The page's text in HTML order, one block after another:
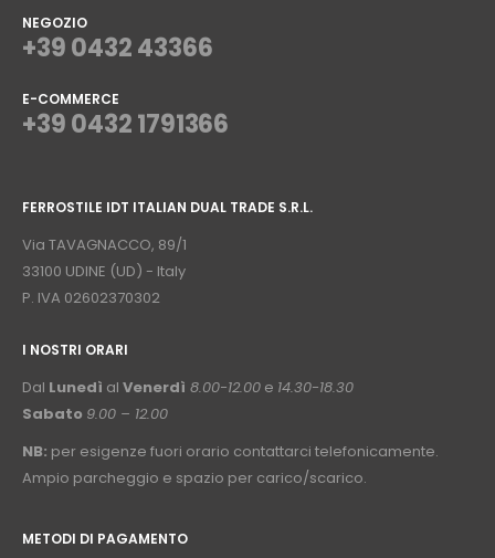
NEGOZIO
+39 0432 43366
E-COMMERCE
+39 0432 1791366
FERROSTILE IDT ITALIAN DUAL TRADE S.R.L.
Via TAVAGNACCO, 89/1
33100 UDINE (UD) - Italy
P. IVA 02602370302
I NOSTRI ORARI
Dal Lunedì al Venerdì 8.00-12.00 e 14.30-18.30
Sabato 9.00 – 12.00
NB: per esigenze fuori orario contattarci telefonicamente.
Ampio parcheggio e spazio per carico/scarico.
METODI DI PAGAMENTO